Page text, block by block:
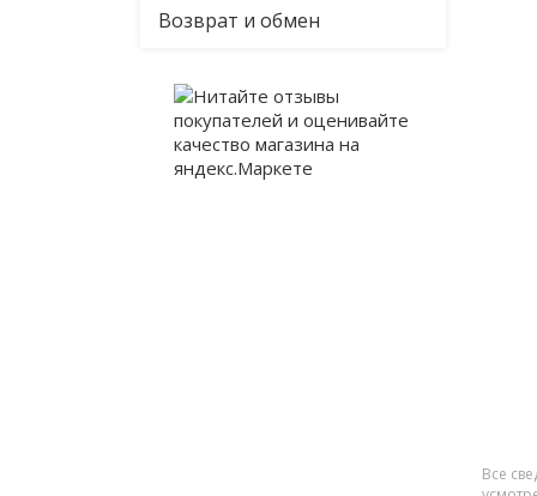
Возврат и обмен
Все